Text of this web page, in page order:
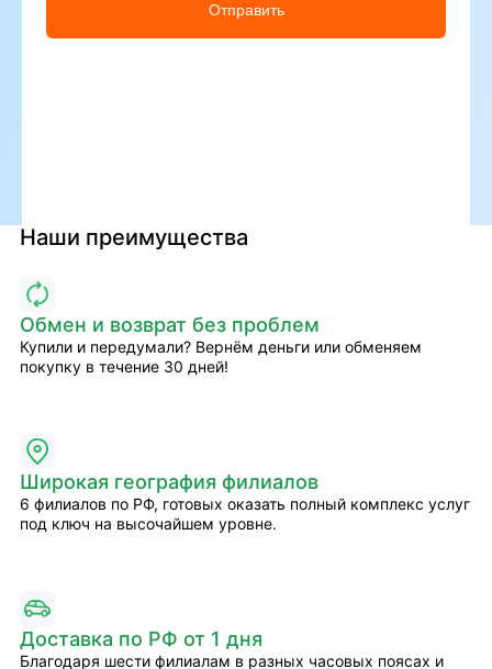
Отправить
Наши преимущества
Обмен и возврат без проблем
Купили и передумали? Вернём деньги или обменяем
покупку в течение 30 дней!
Широкая география филиалов
6 филиалов по РФ, готовых оказать полный комплекс услуг
под ключ на высочайшем уровне.
Доставка по РФ от 1 дня
Благодаря шести филиалам в разных часовых поясах и